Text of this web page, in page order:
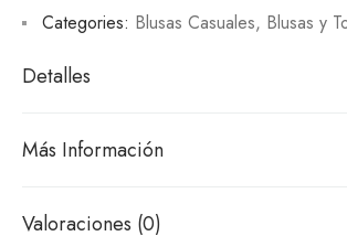
Categories: Blusas Casuales, Blusas y
Detalles
Más Información
Valoraciones (0)